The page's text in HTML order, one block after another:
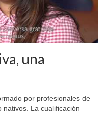
una
por profesionales de
nativos. La cualificación